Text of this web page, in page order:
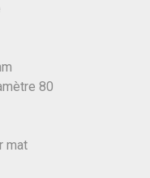
80
mat